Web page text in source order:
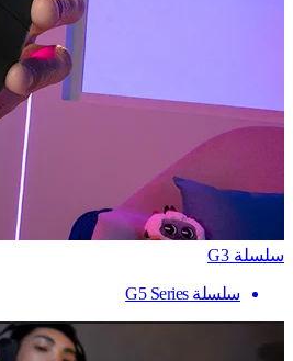
سلسلة G3
سلسلة G5 Series